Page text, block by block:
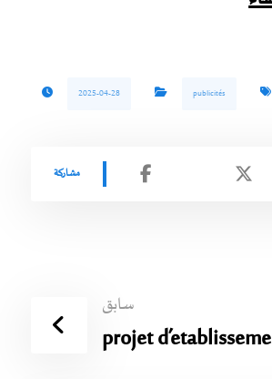
2025-04-28 publicités
سابق
projet